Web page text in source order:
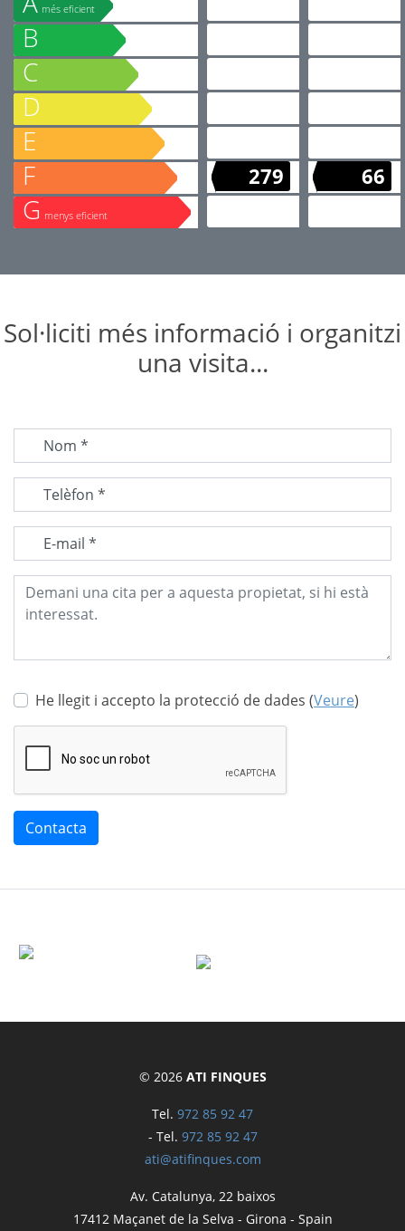
més eficient
B
C
D
E
F
G menys eficient
279 66
Sol·liciti més informació i organitzi
una visita...
Nom *
Telèfon *
E-mail *
He llegit i accepto la protecció de dades (Veure)
Contacta
© 2026 ATI FINQUES
Tel. 972 85 92 47
- Tel. 972 85 92 47
ati@atifinques.com
Av. Catalunya, 22 baixos
17412 Maçanet de la Selva - Girona - Spain